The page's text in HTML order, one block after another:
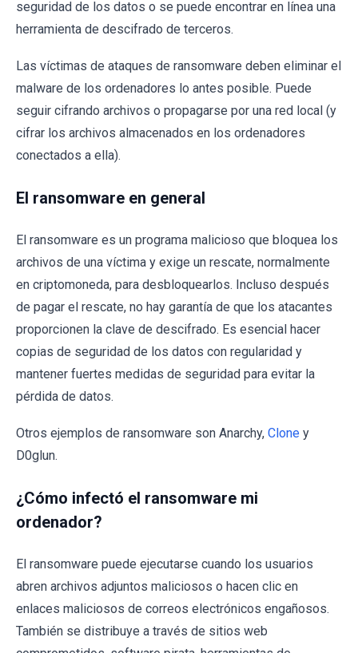
seguridad de los datos o se puede encontrar en línea una
herramienta de descifrado de terceros.
Las víctimas de ataques de ransomware deben eliminar el
malware de los ordenadores lo antes posible. Puede
seguir cifrando archivos o propagarse por una red local (y
cifrar los archivos almacenados en los ordenadores
conectados a ella).
El ransomware en general
El ransomware es un programa malicioso que bloquea los
archivos de una víctima y exige un rescate, normalmente
en criptomoneda, para desbloquearlos. Incluso después
de pagar el rescate, no hay garantía de que los atacantes
proporcionen la clave de descifrado. Es esencial hacer
copias de seguridad de los datos con regularidad y
mantener fuertes medidas de seguridad para evitar la
pérdida de datos.
Otros ejemplos de ransomware son Anarchy, Clone y
D0glun.
¿Cómo infectó el ransomware mi
ordenador?
El ransomware puede ejecutarse cuando los usuarios
abren archivos adjuntos maliciosos o hacen clic en
enlaces maliciosos de correos electrónicos engañosos.
También se distribuye a través de sitios web